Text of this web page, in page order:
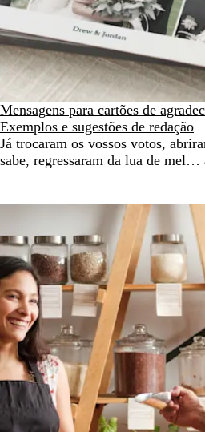
Mensagens para cartões de
Exemplos e sugestões de redação
Já trocaram os vossos votos,
sabe, regressaram da lua de